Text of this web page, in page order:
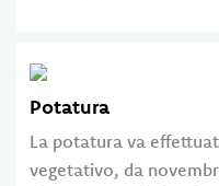
Potatura
La potatura va
vegetativo, da